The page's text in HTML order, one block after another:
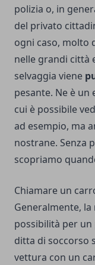
polizia o, in
del privato
ogni caso, molto
nelle grandi città
selvaggia viene
pesante. Ne è
cui è possibile
ad esempio, ma
nostrane. Senza
scopriamo
Chiamare un
Generalmente,
possibilità per
ditta di soccorso
vettura con un